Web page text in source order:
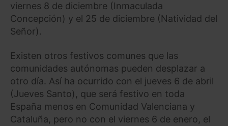
viernes 8 de diciembre (Inmaculada
Concepción) y el 25 de diciembre (Natividad del
Señor).
Existen otros festivos comunes que las
comunidades autónomas pueden desplazar a
otro día. Así ha ocurrido con el jueves 6 de abril
(Jueves Santo), que será festivo en toda
España menos en Comunidad Valenciana y
Cataluña, pero no con el viernes 6 de enero, el